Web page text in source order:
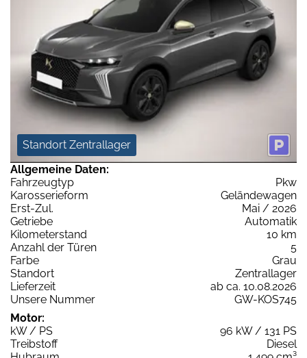
Standort Zentrallager
Allgemeine Daten:
Fahrzeugtyp
Pkw
Karosserieform
Geländewagen
Erst-Zul.
Mai / 2026
Getriebe
Automatik
Kilometerstand
10 km
Anzahl der Türen
5
Farbe
Grau
Standort
Zentrallager
Lieferzeit
ab ca. 10.08.2026
Unsere Nummer
GW-KOS745
Motor:
kW / PS
96 kW / 131 PS
Treibstoff
Diesel